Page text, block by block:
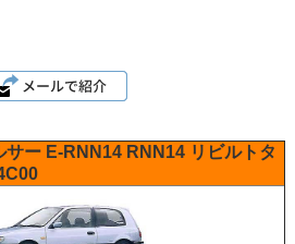
サー E-RNN14 RNN14 リビルトタ